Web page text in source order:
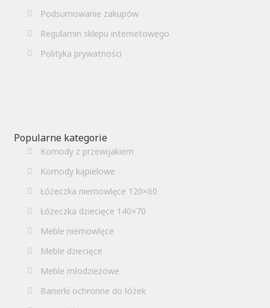
Podsumowanie zakupów
Regulamin sklepu internetowego
Polityka prywatności
Popularne kategorie
Komody z przewijakiem
Komody kąpielowe
Łóżeczka niemowlęce 120×60
Łóżeczka dziecięce 140×70
Meble niemowlęce
Meble dziecięce
Meble młodzieżowe
Barierki ochronne do łóżek